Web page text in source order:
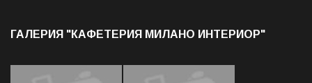
ГАЛЕРИЯ "КАФЕТЕРИЯ МИЛАНО ИНТЕРИОР"